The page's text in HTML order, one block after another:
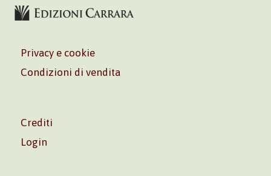
Privacy e cookie
Condizioni di vendita
Crediti
Login